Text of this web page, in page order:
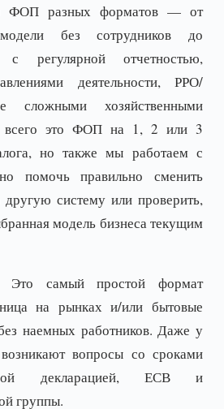
ФОП разных форматов — от
без сотрудников до
с регулярной отчетностью,
деятельности, РРО/
хозяйственными
всего это ФОП на 1, 2 или 3
но также мы работаем с
помочь правильно сменить
систему или проверить,
модель бизнеса текущим
Это самый простой формат
на рынках и/или бытовые
наемных работников. Даже у
вопросы со сроками
декларацией, ЕСВ и
группы.